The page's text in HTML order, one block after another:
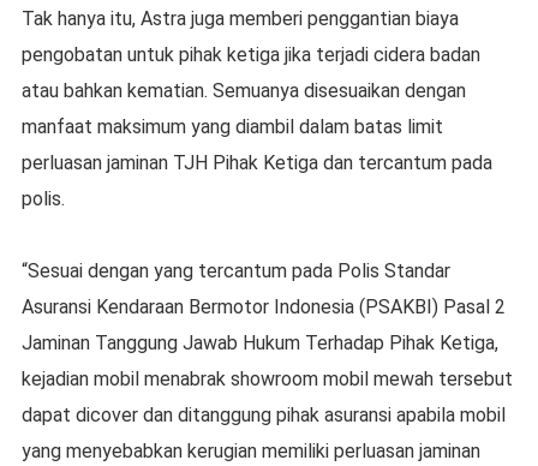
Tak hanya itu, Astra juga memberi penggantian biaya
pengobatan untuk pihak ketiga jika terjadi cidera badan
atau bahkan kematian. Semuanya disesuaikan dengan
manfaat maksimum yang diambil dalam batas limit
perluasan jaminan TJH Pihak Ketiga dan tercantum pada
polis.
“Sesuai dengan yang tercantum pada Polis Standar
Asuransi Kendaraan Bermotor Indonesia (PSAKBI) Pasal 2
Jaminan Tanggung Jawab Hukum Terhadap Pihak Ketiga,
kejadian mobil menabrak showroom mobil mewah tersebut
dapat dicover dan ditanggung pihak asuransi apabila mobil
yang menyebabkan kerugian memiliki perluasan jaminan